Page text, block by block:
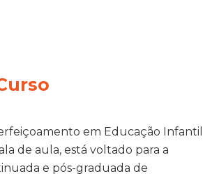
em Educação Infantil
de aula, está voltado para a
e pós-graduada de